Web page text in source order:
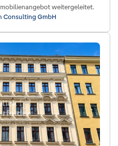
weitergeleitet.
Consulting GmbH